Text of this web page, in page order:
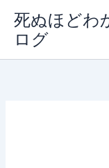
ス
死ぬほどわ
ログ